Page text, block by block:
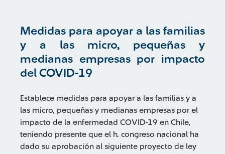
Medidas para apoyar a las familias
y a las micro, pequeñas y
medianas empresas por impacto
del COVID-19
Establece medidas para apoyar a las familias y a
las micro, pequeñas y medianas empresas por el
impacto de la enfermedad COVID-19 en Chile,
teniendo presente que el h. congreso nacional ha
dado su aprobación al siguiente proyecto de ley